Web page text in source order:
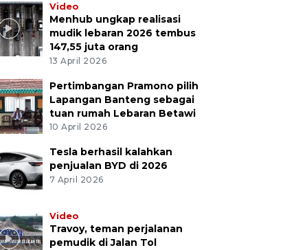
Video
Menhub ungkap realisasi
mudik lebaran 2026 tembus
147,55 juta orang
13 April 2026
Pertimbangan Pramono pilih
Lapangan Banteng sebagai
tuan rumah Lebaran Betawi
10 April 2026
Tesla berhasil kalahkan
penjualan BYD di 2026
7 April 2026
Video
Travoy, teman perjalanan
pemudik di Jalan Tol